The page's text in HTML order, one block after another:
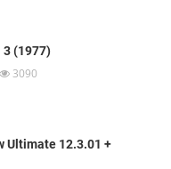
3 (1977)
3090
Ultimate 12.3.01 +